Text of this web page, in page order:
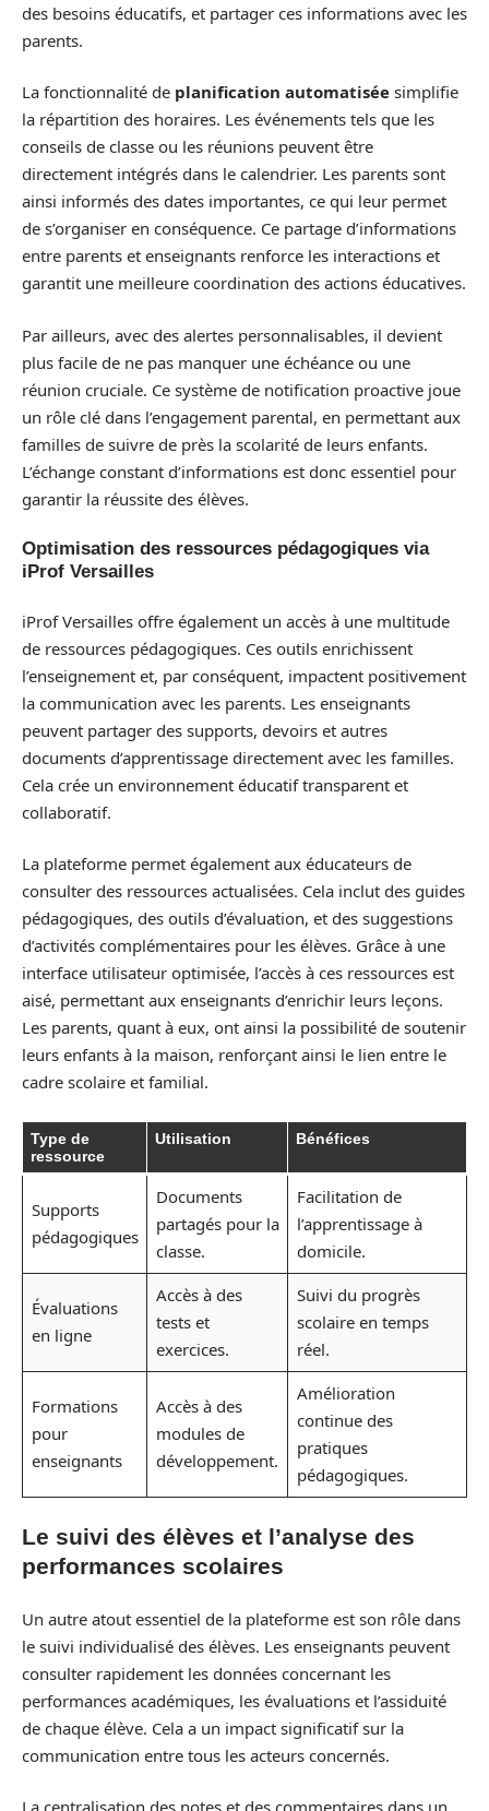
des besoins éducatifs, et partager ces informations avec les
parents.
La fonctionnalité de planification automatisée simplifie
la répartition des horaires. Les événements tels que les
conseils de classe ou les réunions peuvent être
directement intégrés dans le calendrier. Les parents sont
ainsi informés des dates importantes, ce qui leur permet
de s’organiser en conséquence. Ce partage d’informations
entre parents et enseignants renforce les interactions et
garantit une meilleure coordination des actions éducatives.
Par ailleurs, avec des alertes personnalisables, il devient
plus facile de ne pas manquer une échéance ou une
réunion cruciale. Ce système de notification proactive joue
un rôle clé dans l’engagement parental, en permettant aux
familles de suivre de près la scolarité de leurs enfants.
L’échange constant d’informations est donc essentiel pour
garantir la réussite des élèves.
Optimisation des ressources pédagogiques via
iProf Versailles
iProf Versailles offre également un accès à une multitude
de ressources pédagogiques. Ces outils enrichissent
l’enseignement et, par conséquent, impactent positivement
la communication avec les parents. Les enseignants
peuvent partager des supports, devoirs et autres
documents d’apprentissage directement avec les familles.
Cela crée un environnement éducatif transparent et
collaboratif.
La plateforme permet également aux éducateurs de
consulter des ressources actualisées. Cela inclut des guides
pédagogiques, des outils d’évaluation, et des suggestions
d’activités complémentaires pour les élèves. Grâce à une
interface utilisateur optimisée, l’accès à ces ressources est
aisé, permettant aux enseignants d’enrichir leurs leçons.
Les parents, quant à eux, ont ainsi la possibilité de soutenir
leurs enfants à la maison, renforçant ainsi le lien entre le
cadre scolaire et familial.
Type de
ressource
Utilisation Bénéfices
Supports
pédagogiques
Documents
partagés pour la
classe.
Facilitation de
l’apprentissage à
domicile.
Évaluations
en ligne
Accès à des
tests et
exercices.
Suivi du progrès
scolaire en temps
réel.
Formations
pour
enseignants
Accès à des
modules de
développement.
Amélioration
continue des
pratiques
pédagogiques.
Le suivi des élèves et l’analyse des
performances scolaires
Un autre atout essentiel de la plateforme est son rôle dans
le suivi individualisé des élèves. Les enseignants peuvent
consulter rapidement les données concernant les
performances académiques, les évaluations et l’assiduité
de chaque élève. Cela a un impact significatif sur la
communication entre tous les acteurs concernés.
La centralisation des notes et des commentaires dans un